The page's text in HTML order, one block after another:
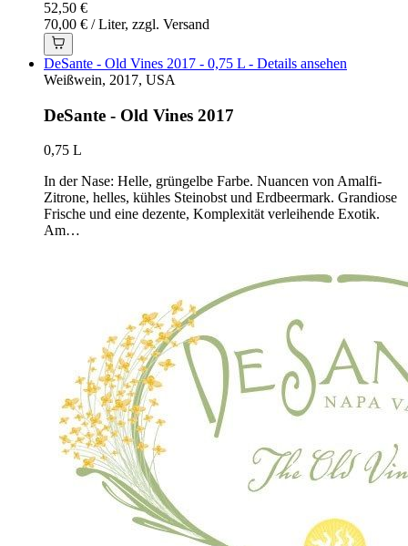
52,50 €
70,00 € / Liter, zzgl. Versand
DeSante - Old Vines 2017 - 0,75 L - Details ansehen
Weißwein, 2017, USA
DeSante - Old Vines 2017
0,75 L
In der Nase: Helle, grüngelbe Farbe. Nuancen von Amalfi-
Zitrone, helles, kühles Steinobst und Erdbeermark. Grandiose
Frische und eine dezente, Komplexität verleihende Exotik.
Am…